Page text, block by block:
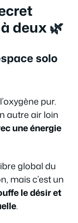
deux 🌿
solo
pur.
autre air loin
une énergie
global du
mais c’est un
le désir et
.